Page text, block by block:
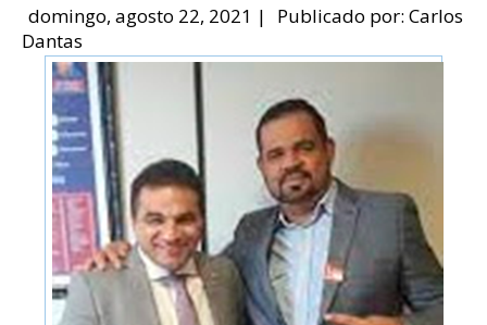
domingo, agosto 22, 2021 | Publicado por:Carlos
Dantas